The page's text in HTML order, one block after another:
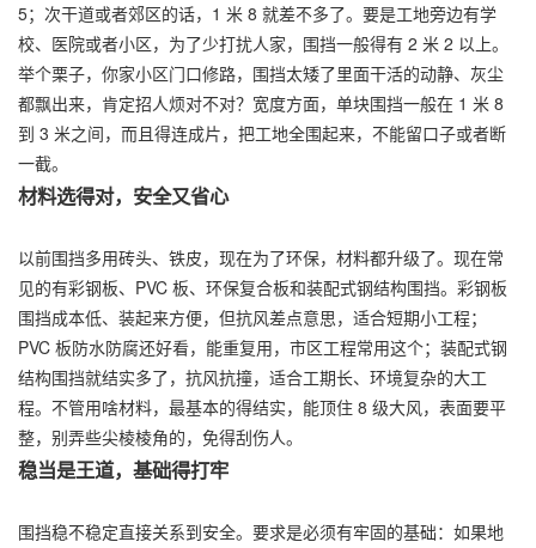
5；次干道或者郊区的话，1 米 8 就差不多了。要是工地旁边有学
校、医院或者小区，为了少打扰人家，围挡一般得有 2 米 2 以上。
举个栗子，你家小区门口修路，围挡太矮了里面干活的动静、灰尘
都飘出来，肯定招人烦对不对？宽度方面，单块围挡一般在 1 米 8
到 3 米之间，而且得连成片，把工地全围起来，不能留口子或者断
一截。
材料选得对，安全又省心
以前围挡多用砖头、铁皮，现在为了环保，材料都升级了。现在常
见的有彩钢板、PVC 板、环保复合板和装配式钢结构围挡。彩钢板
围挡成本低、装起来方便，但抗风差点意思，适合短期小工程；
PVC 板防水防腐还好看，能重复用，市区工程常用这个；装配式钢
结构围挡就结实多了，抗风抗撞，适合工期长、环境复杂的大工
程。不管用啥材料，最基本的得结实，能顶住 8 级大风，表面要平
整，别弄些尖棱棱角的，免得刮伤人。
稳当是王道，基础得打牢
围挡稳不稳定直接关系到安全。要求是必须有牢固的基础：如果地